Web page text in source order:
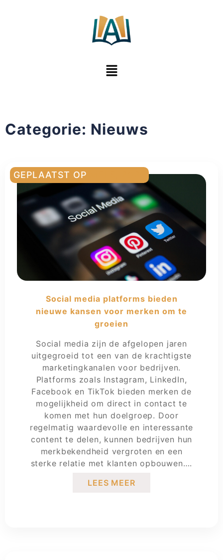
Categorie: Nieuws
GEPLAATST OP
Social media platforms bieden
nieuwe kansen voor merken om te
groeien
Social media zijn de afgelopen jaren
uitgegroeid tot een van de krachtigste
marketingkanalen voor bedrijven.
Platforms zoals Instagram, LinkedIn,
Facebook en TikTok bieden merken de
mogelijkheid om direct in contact te
komen met hun doelgroep. Door
regelmatig waardevolle en interessante
content te delen, kunnen bedrijven hun
merkbekendheid vergroten en een
sterke relatie met klanten opbouwen….
LEES MEER